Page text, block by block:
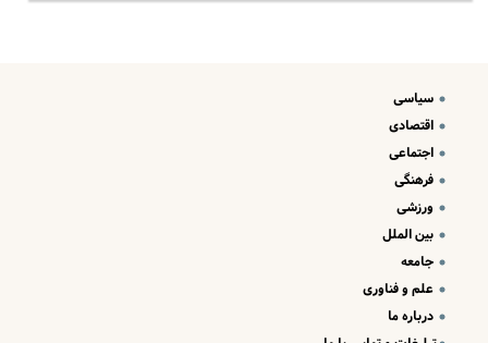
سیاسی
اقتصادی
اجتماعی
فرهنگی
ورزشی
بین الملل
جامعه
علم و فناوری
درباره ما